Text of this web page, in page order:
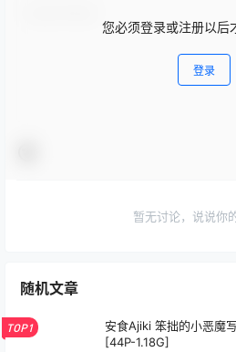
您必须登录或注册以后
登录
暂无讨论，说说你
随机文章
TOP1
安食Ajiki 笨拙的小恶魔
[44P-1.18G]